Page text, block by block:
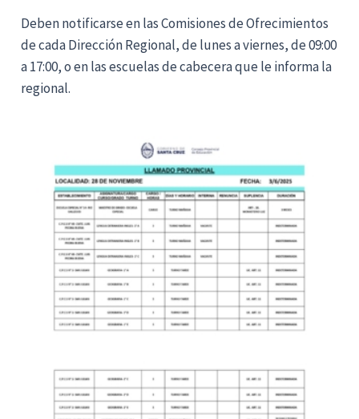
Deben notificarse en las Comisiones de Ofrecimientos
de cada Dirección Regional, de lunes a viernes, de 09:00
a 17:00, o en las escuelas de cabecera que le informa la
regional.